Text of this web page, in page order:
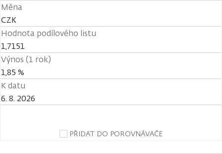
Měna
CZK
Hodnota podílového listu
1,7151
Výnos (1 rok)
1,85 %
K datu
6. 8. 2026
PŘIDAT DO POROVNÁVAČE